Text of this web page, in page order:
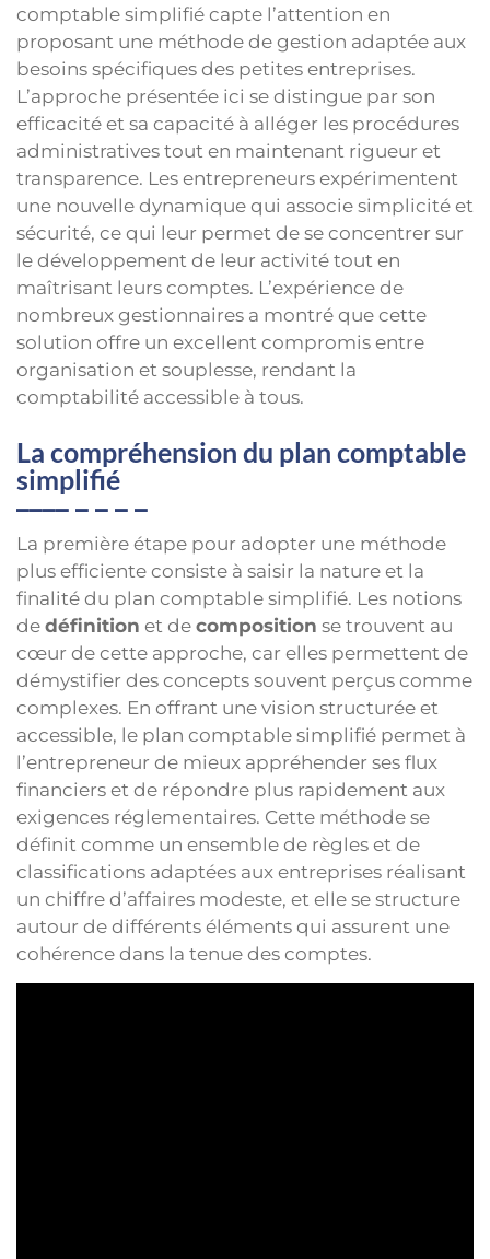
comptable simplifié capte l’attention en
proposant une méthode de gestion adaptée aux
besoins spécifiques des petites entreprises.
L’approche présentée ici se distingue par son
efficacité et sa capacité à alléger les procédures
administratives tout en maintenant rigueur et
transparence. Les entrepreneurs expérimentent
une nouvelle dynamique qui associe simplicité et
sécurité, ce qui leur permet de se concentrer sur
le développement de leur activité tout en
maîtrisant leurs comptes. L’expérience de
nombreux gestionnaires a montré que cette
solution offre un excellent compromis entre
organisation et souplesse, rendant la
comptabilité accessible à tous.
La compréhension du plan comptable
simplifié
La première étape pour adopter une méthode
plus efficiente consiste à saisir la nature et la
finalité du plan comptable simplifié. Les notions
de définition et de composition se trouvent au
cœur de cette approche, car elles permettent de
démystifier des concepts souvent perçus comme
complexes. En offrant une vision structurée et
accessible, le plan comptable simplifié permet à
l’entrepreneur de mieux appréhender ses flux
financiers et de répondre plus rapidement aux
exigences réglementaires. Cette méthode se
définit comme un ensemble de règles et de
classifications adaptées aux entreprises réalisant
un chiffre d’affaires modeste, et elle se structure
autour de différents éléments qui assurent une
cohérence dans la tenue des comptes.